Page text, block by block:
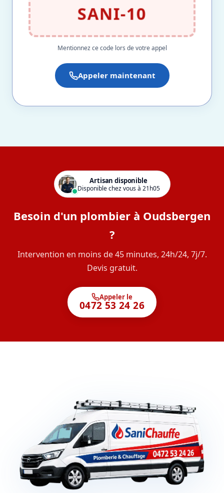
SANI-10
Mentionnez ce code lors de votre appel
Appeler maintenant
Artisan disponible
Disponible chez vous à 21h05
Besoin d'un plombier à Oudsbergen
?
Intervention en moins de 45 minutes, 24h/24, 7j/7.
Devis gratuit.
Appeler le
0472 53 24 26